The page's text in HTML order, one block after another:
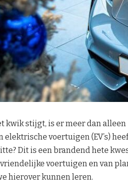
kwik stijgt, is er meer dan
elektrische voertuigen (EV’s)
Dit is een brandend hete
voertuigen en van
hierover kunnen leren.